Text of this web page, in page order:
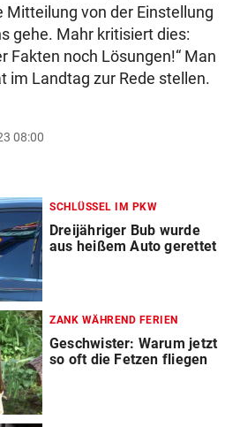
Mitteilung von der Einstellung
gehe. Mahr kritisiert dies:
Fakten noch Lösungen!“ Man
im Landtag zur Rede stellen.
08:00
SCHLÜSSEL IM PKW
Dreijähriger Bub wurde
aus heißem Auto gerettet
ZANK WÄHREND FERIEN
Geschwister: Warum jetzt
so oft die Fetzen fliegen